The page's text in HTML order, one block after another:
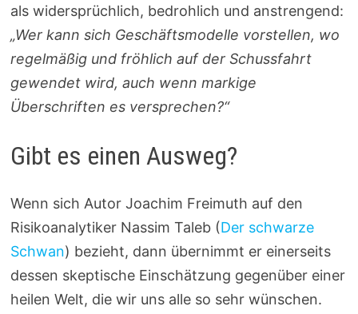
als widersprüchlich, bedrohlich und anstrengend:
„Wer kann sich Geschäftsmodelle vorstellen, wo
regelmäßig und fröhlich auf der Schussfahrt
gewendet wird, auch wenn markige
Überschriften es versprechen?“
Gibt es einen Ausweg?
Wenn sich Autor Joachim Freimuth auf den
Risikoanalytiker Nassim Taleb (Der schwarze
Schwan) bezieht, dann übernimmt er einerseits
dessen skeptische Einschätzung gegenüber einer
heilen Welt, die wir uns alle so sehr wünschen.